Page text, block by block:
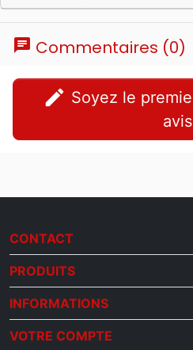
chat Commentaires (0)
edit
avis
CONTACT
PRODUITS
INFORMATIONS
VOTRE COMPTE